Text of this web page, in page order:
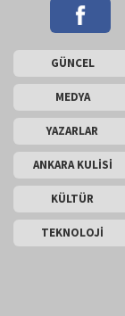
GÜNCEL
MEDYA
YAZARLAR
ANKARA KULİSİ
KÜLTÜR
TEKNOLOJİ